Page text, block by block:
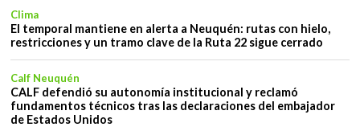
El temporal mantiene en alerta a Neuquén: rutas con hielo,
restricciones y un tramo clave de la Ruta 22 sigue cerrado
Clima
CALF defendió su autonomía institucional y reclamó
fundamentos técnicos tras las declaraciones del embajador
de Estados Unidos
Calf Neuquén